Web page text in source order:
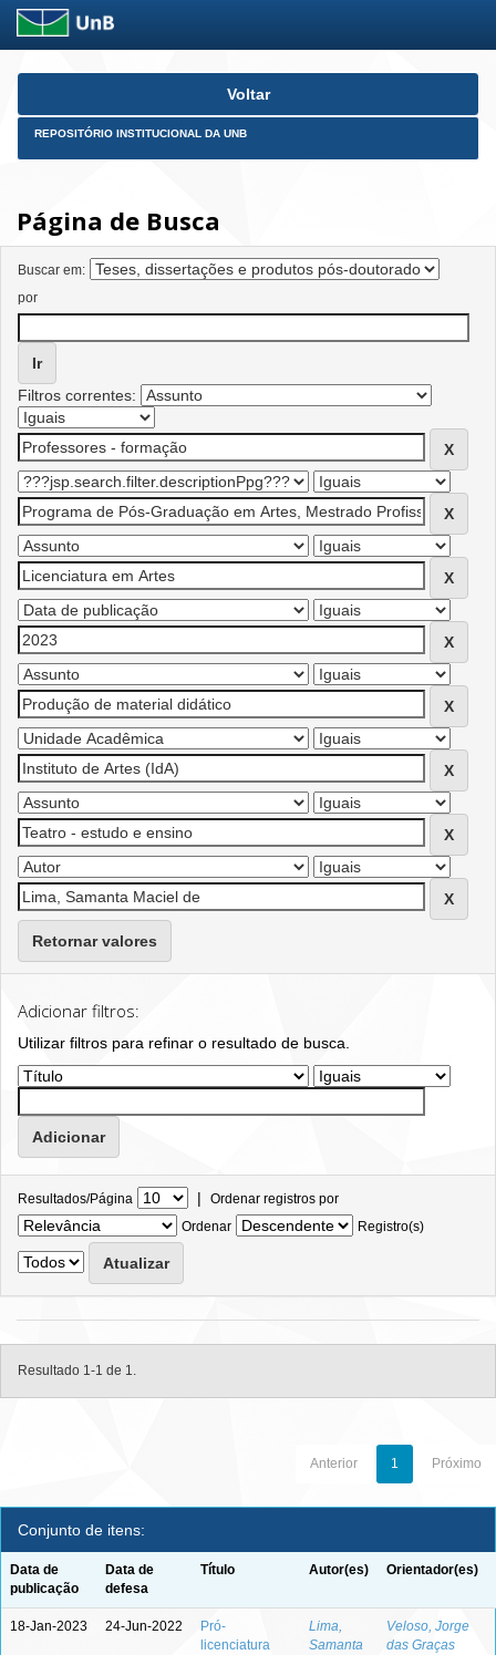
Skip
Voltar
REPOSITÓRIO INSTITUCIONAL DA UNB
Página de Busca
Buscar em:
por
Filtros correntes:
Retornar valores
Adicionar filtros:
Utilizar filtros para refinar o resultado de busca.
Resultados/Página | Ordenar registros por
Ordenar
Registro(s)
Resultado 1-1 de 1.
Anterior 1 Próximo
Conjunto de itens:
Data de
publicação
Data de
defesa
Título Autor(es) Orientador(es)
18-Jan-2023 24-Jun-2022
Pró-
licenciatura
Lima,
Samanta
Veloso, Jorge
das Graças